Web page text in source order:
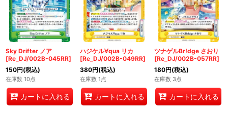
Sky Drifter ノア
[Re_DJ/002B-045RR]
150円(税込)
在庫数 10点
カートに入れる
ハジケル∀qua リカ
[Re_DJ/002B-049RR]
380円(税込)
在庫数 1点
カートに入れる
ツナゲルBr!dge さおり
[Re_DJ/002B-057RR]
180円(税込)
在庫数 3点
カートに入れる